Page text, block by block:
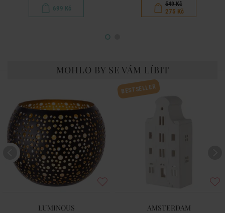
699 Kč
549 Kč
275 Kč
MOHLO BY SE VÁM LÍBIT
LUMINOUS
BESTSELLER
AMSTERDAM